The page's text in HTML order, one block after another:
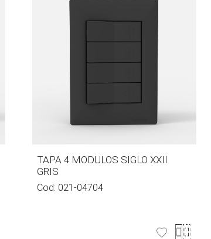
TAPA 4 MODULOS SIGLO XXII
GRIS
Cod: 021-04704